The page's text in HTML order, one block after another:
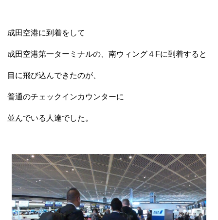
成田空港に到着をして
成田空港第一ターミナルの、南ウィング４Fに到着すると
目に飛び込んできたのが、
普通のチェックインカウンターに
並んでいる人達でした。